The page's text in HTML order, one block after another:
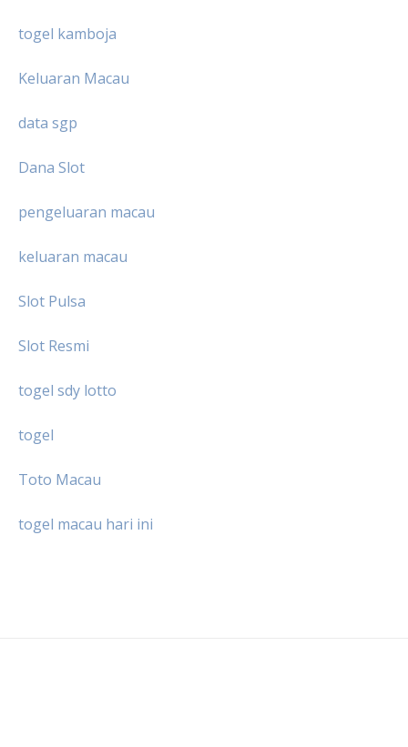
togel kamboja
Keluaran Macau
data sgp
Dana Slot
pengeluaran macau
keluaran macau
Slot Pulsa
Slot Resmi
togel sdy lotto
togel
Toto Macau
togel macau hari ini